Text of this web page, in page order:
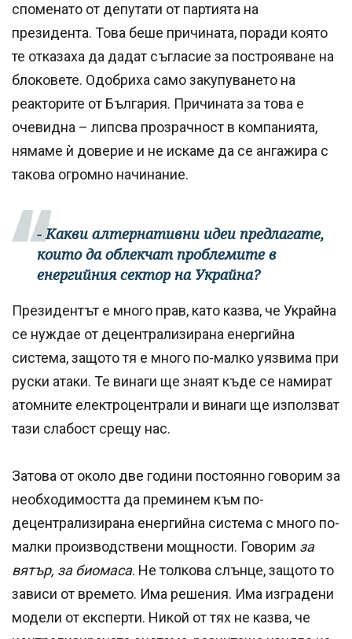
споменато от депутати от партията на
президента. Това беше причината, поради която
те отказаха да дадат съгласие за построяване на
блоковете. Одобриха само закупуването на
реакторите от България. Причината за това е
очевидна – липсва прозрачност в компанията,
нямаме ѝ доверие и не искаме да се ангажира с
такова огромно начинание.
- Какви алтернативни идеи предлагате,
които да облекчат проблемите в
енергийния сектор на Украйна?
Президентът е много прав, като казва, че Украйна
се нуждае от децентрализирана енергийна
система, защото тя е много по-малко уязвима при
руски атаки. Те винаги ще знаят къде се намират
атомните електроцентрали и винаги ще използват
тази слабост срещу нас.
Затова от около две години постоянно говорим за
необходимостта да преминем към по-
децентрализирана енергийна система с много по-
малки производствени мощности. Говорим за
вятър, за биомаса. Не толкова слънце, защото то
зависи от времето. Има решения. Има изградени
модели от експерти. Никой от тях не казва, че